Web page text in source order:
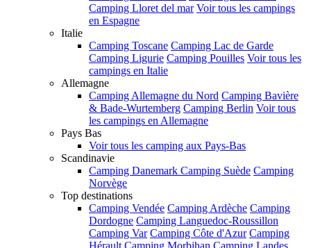
Camping Lloret del mar Voir tous les campings
en Espagne
Italie
Camping Toscane Camping Lac de Garde
Camping Ligurie Camping Pouilles Voir tous les
campings en Italie
Allemagne
Camping Allemagne du Nord Camping Bavière
& Bade-Wurtemberg Camping Berlin Voir tous
les campings en Allemagne
Pays Bas
Voir tous les camping aux Pays-Bas
Scandinavie
Camping Danemark Camping Suède Camping
Norvège
Top destinations
Camping Vendée Camping Ardèche Camping
Dordogne Camping Languedoc-Roussillon
Camping Var Camping Côte d'Azur Camping
Hérault Camping Morbihan Camping Landes